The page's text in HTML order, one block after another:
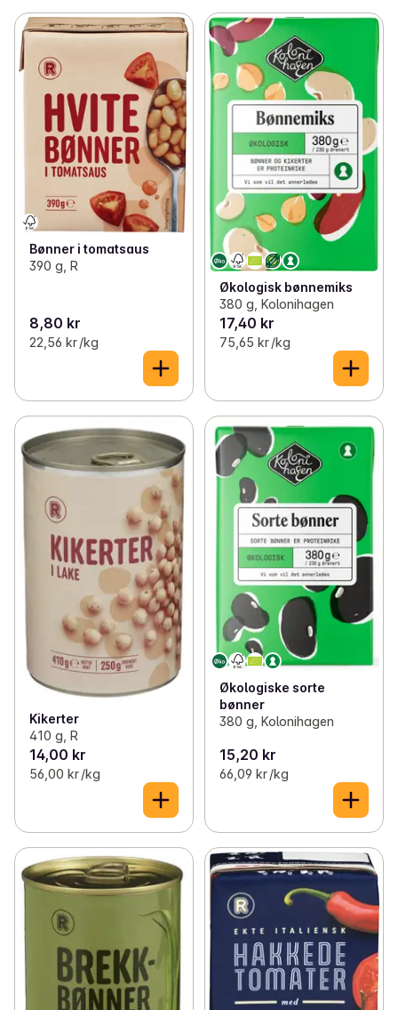
Bønner i tomatsaus
390 g, R
8,80 kr
22,56 kr /kg
Økologisk bønnemiks
380 g, Kolonihagen
17,40 kr
75,65 kr /kg
Kikerter
410 g, R
14,00 kr
56,00 kr /kg
Økologiske sorte
bønner
380 g, Kolonihagen
15,20 kr
66,09 kr /kg